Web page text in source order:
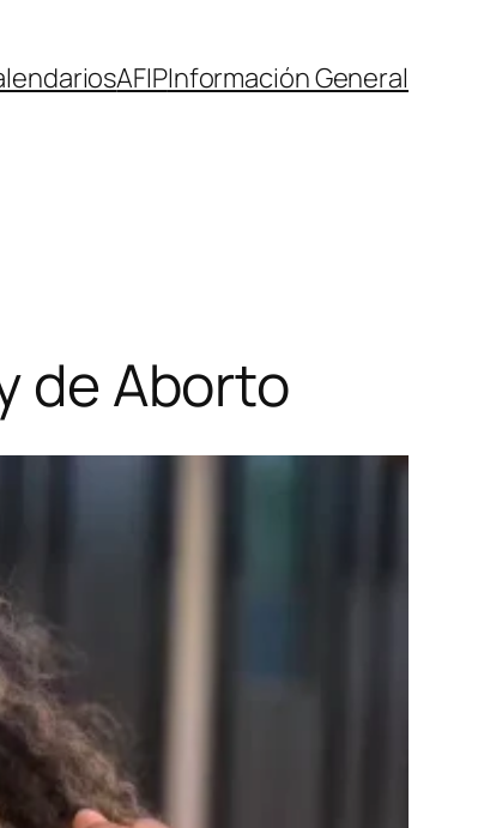
AFIPInformación General
de Aborto